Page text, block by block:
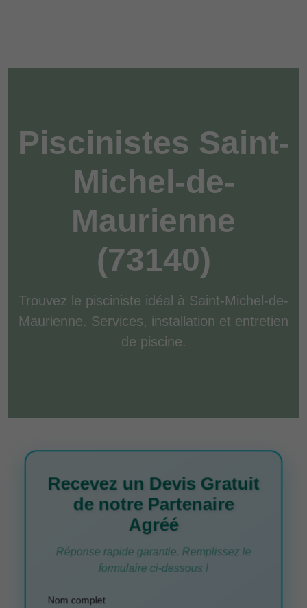
Piscinistes Saint-
Michel-de-
Maurienne
(73140)
Trouvez le pisciniste idéal à Saint-Michel-de-
Maurienne. Services, installation et entretien
de piscine.
Recevez un Devis Gratuit
de notre Partenaire
Agréé
Réponse rapide garantie. Remplissez le
formulaire ci-dessous !
Nom complet